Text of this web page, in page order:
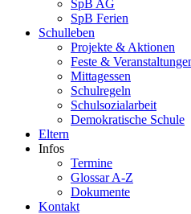
SpB AG
SpB Ferien
Schulleben
Projekte & Aktionen
Feste &
Mittagessen
Schulregeln
Schulsozialarbeit
Demokratische Schule
Eltern
Infos
Termine
Glossar A-Z
Dokumente
Kontakt